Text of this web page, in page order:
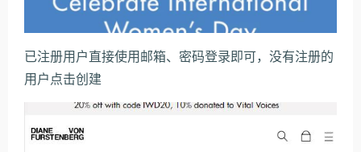
已注册用户直接使用邮箱、密码登录即可，没有注册的
用户点击创建